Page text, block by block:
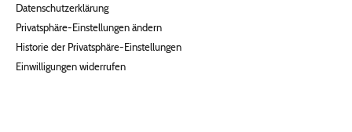
Datenschutzerklärung
Privatsphäre-Einstellungen ändern
Historie der Privatsphäre-Einstellungen
Einwilligungen widerrufen